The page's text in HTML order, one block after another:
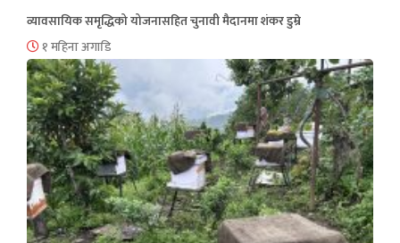
व्यावसायिक समृद्धिको योजनासहित चुनावी मैदानमा शंकर डुम्रे
१ महिना अगाडि